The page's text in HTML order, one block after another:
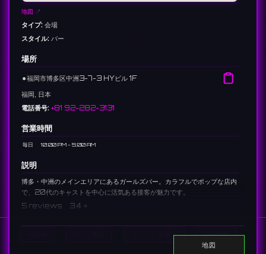
イベントを表示 Search
地図 ↗
タイプ: 会場
スタイル: バー
場所
⚫︎福岡市博多区中洲3-7-3 HYビル 1F
福岡, 日本
電話番号: +81 92-282-3131
営業時間
毎日 10:00 PM - 5:00 AM
説明
博多・中洲のメインエリアにあるガールズバー。カラフルでポップな店内
で、20代のキャストを中心に活気ある接客が魅力です。
5 reviews 3.4 ⭐️
地図